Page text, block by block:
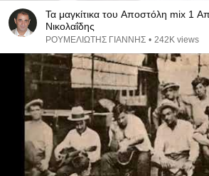
Τα μαγκίτικα του Αποστόλη mix 1
Νικολαΐδης
ΡΟΥΜΕΛΙΩΤΗΣ ΓΙΑΝΝΗΣ • 242K views